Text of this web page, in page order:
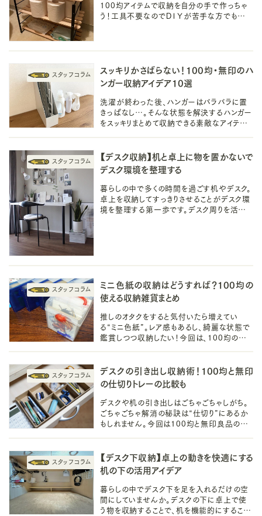
100均アイテムで収納を自分の手で作っちゃ
う！工具不要なのでＤＩＹが苦手な方でも難し
スッキリかさばらない！100均・無印のハ
ンガー収納アイデア10選
洗濯が終わった後、ハンガーはバラバラに置
きっぱなし…。そんな状態を解決するハンガー
をスッキリまとめて収納できる素敵なアイテム
【デスク収納】机と卓上に物を置かないで
デスク環境を整理する
暮らしの中で多くの時間を過ごす机やデスク。
卓上を収納してすっきりさせることがデスク環
境を整理する第一歩です。デスク周りを活用し
ミニ色紙の収納はどうすれば？100均の
使える収納雑貨まとめ
推しのオタクをすると気付いたら増えてい
る“ミニ色紙”。レア感もあるし、綺麗な状態で
鑑賞しつつ収納したい！今回は、100均のダイ
デスクの引き出し収納術！100均と無印
の仕切りトレーの比較も
デスクや机の引き出しはごちゃごちゃしがち。
ごちゃごちゃ解消の秘訣は“仕切り”にあるか
もしれません。今回は100均と無印良品の仕
【デスク下収納】卓上の動きを快適にする
机の下の活用アイデア
暮らしの中でデスク下を足を入れるだけの空
間にしていませんか。デスクの下に卓上で使
う物を収納することで、机を機能的にすること